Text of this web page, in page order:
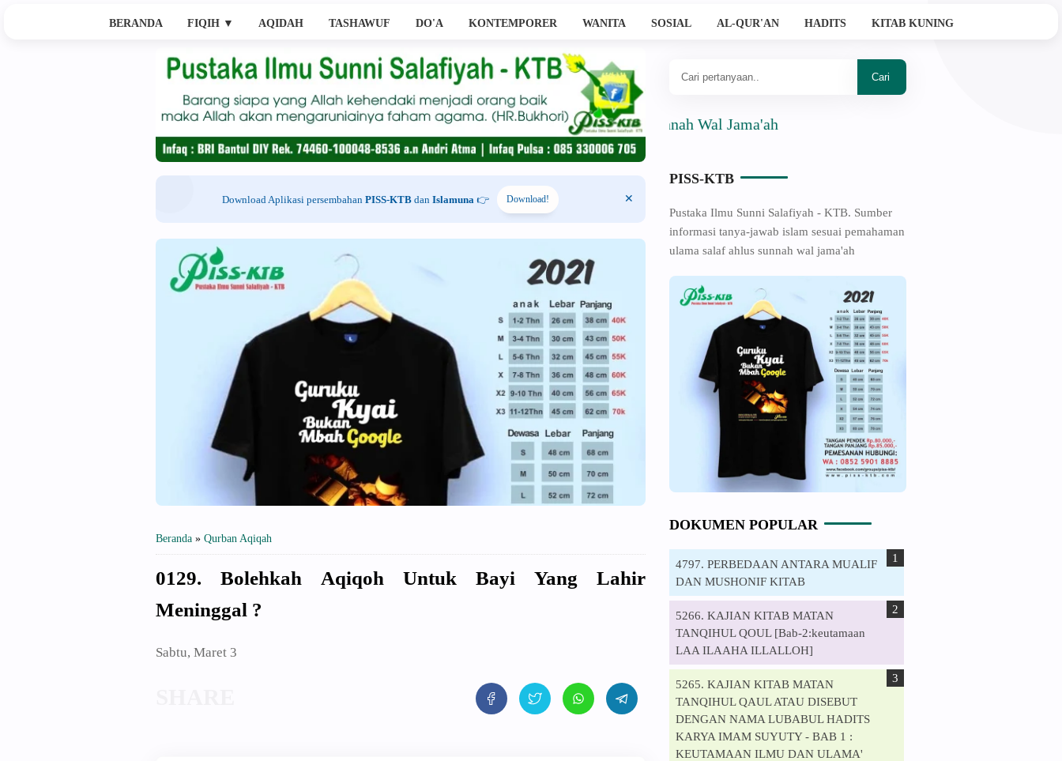
BERANDA FIQIH ▼ AQIDAH TASHAWUF DO'A KONTEMPORER WANITA SOSIAL AL-QUR'AN HADITS KITAB KUNING
Download Aplikasi persembahan PISS-KTBdan Islamuna 👉 Download!
Beranda » Qurban Aqiqah
0129. Bolehkah Aqiqoh Untuk Bayi Yang Lahir
Meninggal ?
Sabtu, Maret 3
Ahlussunnah Wal Jama'ah
PISS-KTB
Pustaka Ilmu Sunni Salafiyah - KTB. Sumber
informasi tanya-jawab islam sesuai pemahaman
ulama salaf ahlus sunnah wal jama'ah
DOKUMEN POPULAR
4797. PERBEDAAN ANTARA MUALIF
DAN MUSHONIF KITAB
5266. KAJIAN KITAB MATAN
TANQIHUL QOUL [Bab-2:keutamaan
LAA ILAAHA ILLALLOH]
5265. KAJIAN KITAB MATAN
TANQIHUL QAUL ATAU DISEBUT
DENGAN NAMA LUBABUL HADITS
KARYA IMAM SUYUTY - BAB 1 :
KEUTAMAAN ILMU DAN ULAMA'